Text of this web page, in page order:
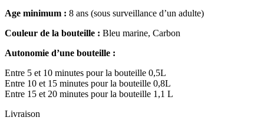
Age minimum : 8 ans (sous surveillance d’un adulte)
Couleur de la bouteille : Bleu marine, Carbon
Autonomie d’une bouteille :
Entre 5 et 10 minutes pour la bouteille 0,5L
Entre 10 et 15 minutes pour la bouteille 0,8L
Entre 15 et 20 minutes pour la bouteille 1,1 L
Livraison